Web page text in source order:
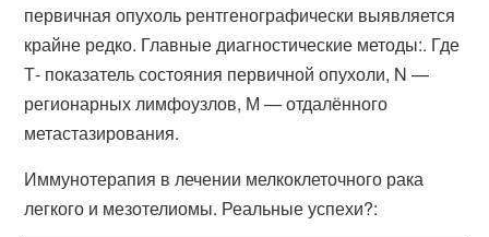
первичная опухоль рентгенографически выявляется
крайне редко. Главные диагностические методы:. Где
Т- показатель состояния первичной опухоли, N —
регионарных лимфоузлов, М — отдалённого
метастазирования.
Иммунотерапия в лечении мелкоклеточного рака
легкого и мезотелиомы. Реальные успехи?: